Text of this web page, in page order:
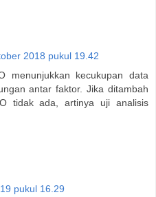
2018 pukul 19.42
menunjukkan kecukupan data
antar faktor. Jika ditambah
tidak ada, artinya uji analisis
pukul 16.29